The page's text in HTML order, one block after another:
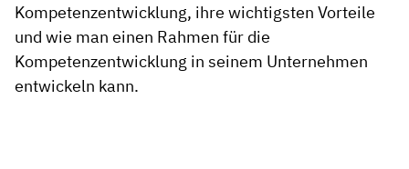
Kompetenzentwicklung, ihre wichtigsten Vorteile
und wie man einen Rahmen für die
Kompetenzentwicklung in seinem Unternehmen
entwickeln kann.